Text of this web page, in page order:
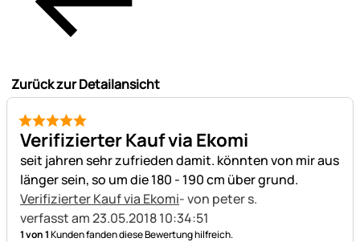
Zurück zur Detailansicht
5 von 5
Verifizierter Kauf via Ekomi
seit jahren sehr zufrieden damit. könnten von mir aus
länger sein, so um die 180 - 190 cm über grund.
Verifizierter Kauf via Ekomi- von peter s.
verfasst am 23.05.2018 10:34:51
1 von 1Kunden fanden diese Bewertung hilfreich.